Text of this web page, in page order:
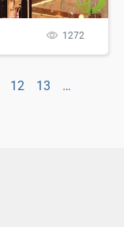
1272
12 13
…